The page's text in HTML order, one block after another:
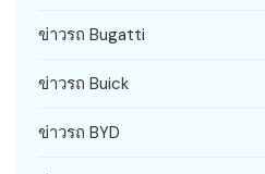
ข่าวรถ Bugatti
ข่าวรถ Buick
ข่าวรถ BYD